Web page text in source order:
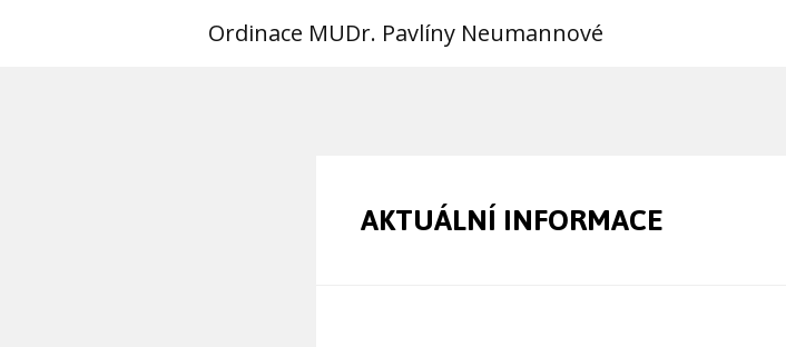
Ordinace MUDr. Pavlíny Neumannové
AKTUÁLNÍ INFORMACE